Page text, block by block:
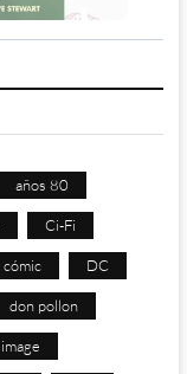
años 80
Ci-Fi
cómic DC
don pollon
image